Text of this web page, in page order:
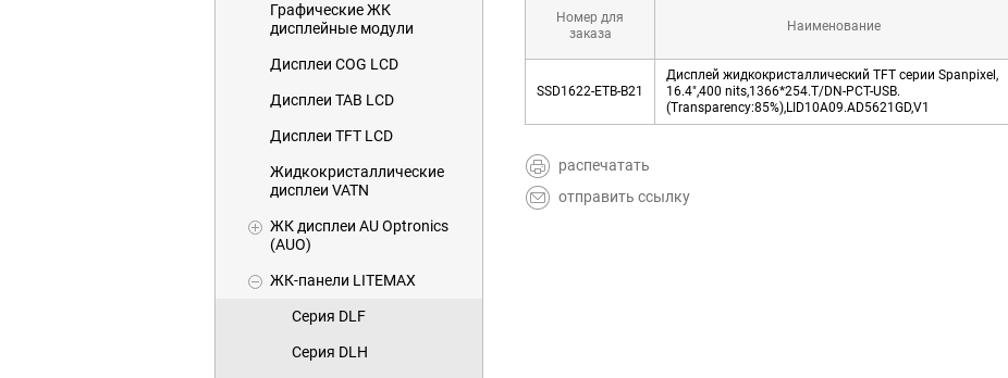
Графические ЖК
дисплейные модули
Дисплеи COG LCD
Дисплеи TAB LCD
Дисплеи TFT LCD
Жидкокристаллические
дисплеи VATN
ЖК дисплеи AU Optronics
(AUO)
ЖК-панели LITEMAX
Серия DLF
Серия DLH
Номер для
заказа
Наименование
SSD1622-ETB-B21
Дисплей жидкокристаллический TFT серии Spanpixel,
16.4",400 nits,1366*254.T/DN-PCT-USB.
(Transparency:85%),LID10A09.AD5621GD,V1
распечатать
отправить ссылку